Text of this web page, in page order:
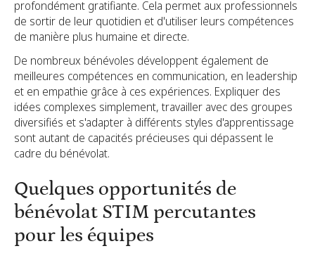
profondément gratifiante. Cela permet aux professionnels
de sortir de leur quotidien et d'utiliser leurs compétences
de manière plus humaine et directe.
De nombreux bénévoles développent également de
meilleures compétences en communication, en leadership
et en empathie grâce à ces expériences. Expliquer des
idées complexes simplement, travailler avec des groupes
diversifiés et s'adapter à différents styles d'apprentissage
sont autant de capacités précieuses qui dépassent le
cadre du bénévolat.
Quelques opportunités de
bénévolat STIM percutantes
pour les équipes